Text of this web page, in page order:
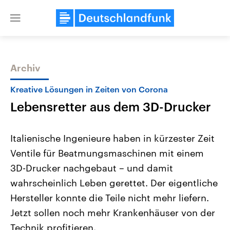
Close
Themen
Landtagswahl Sachsen-Anhalt
2026
Alle Informationen
Sachsen-Anhalt wählt am 6.
September 2026 einen neuen
Bundesland von einer Koalition aus
USA
Aktuelle Beiträge,
Hintergründe
Wirtschaftlich und
gehören die Vereinigten
Archiv
Kreative Lösungen in Zeiten von Corona
Lebensretter aus dem 3D-Drucker
Italienische Ingenieure haben in kürzester Zeit
Ventile für Beatmungsmaschinen mit einem
3D-Drucker nachgebaut – und damit
wahrscheinlich Leben gerettet. Der eigentliche
Hersteller konnte die Teile nicht mehr liefern.
Jetzt sollen noch mehr Krankenhäuser von der
Technik profitieren.